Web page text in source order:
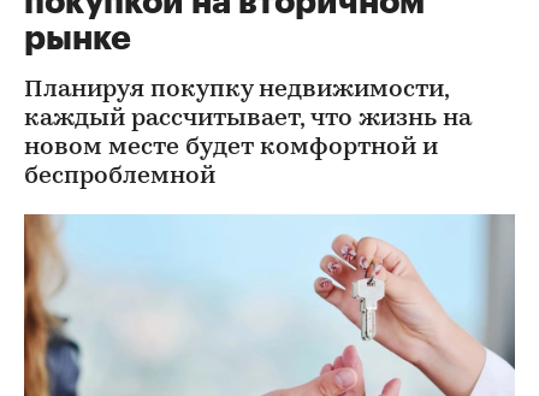
рынке
Планируя покупку недвижимости,
каждый рассчитывает, что жизнь на
новом месте будет комфортной и
беспроблемной